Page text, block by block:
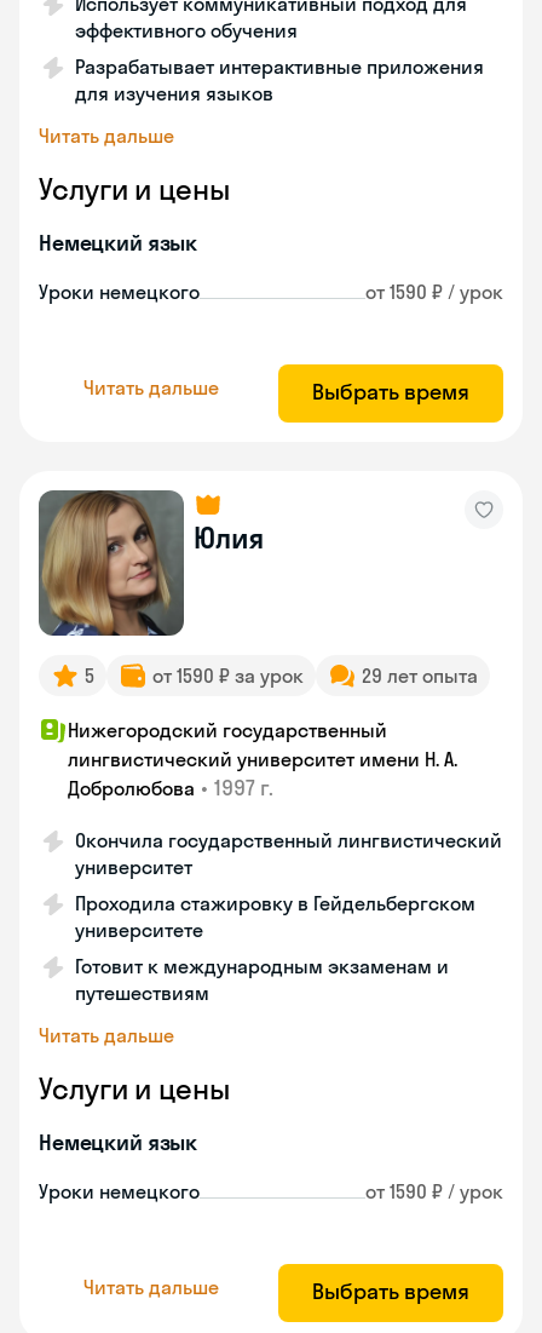
эффективного обучения
Разрабатывает интерактивные приложения
для изучения языков
Читать дальше
Услуги и цены
Немецкий язык
Уроки немецкого от 1590 ₽ / урок
Читать дальше Выбрать время
Юлия
5 от 1590 ₽ за урок 29 лет опыта
Нижегородский государственный
лингвистический университет имени Н. А.
Добролюбова • 1997 г.
Окончила государственный лингвистический
университет
Проходила стажировку в Гейдельбергском
университете
Готовит к международным экзаменам и
путешествиям
Читать дальше
Услуги и цены
Немецкий язык
Уроки немецкого от 1590 ₽ / урок
Читать дальше Выбрать время